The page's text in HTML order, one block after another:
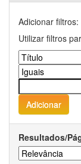
Adicionar filtros:
Utilizar filtros
Resultados/